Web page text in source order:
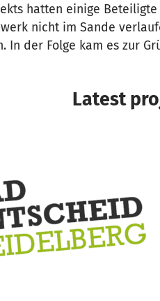
hatten einige
nicht im Sande
In der Folge kam es zur
Latest